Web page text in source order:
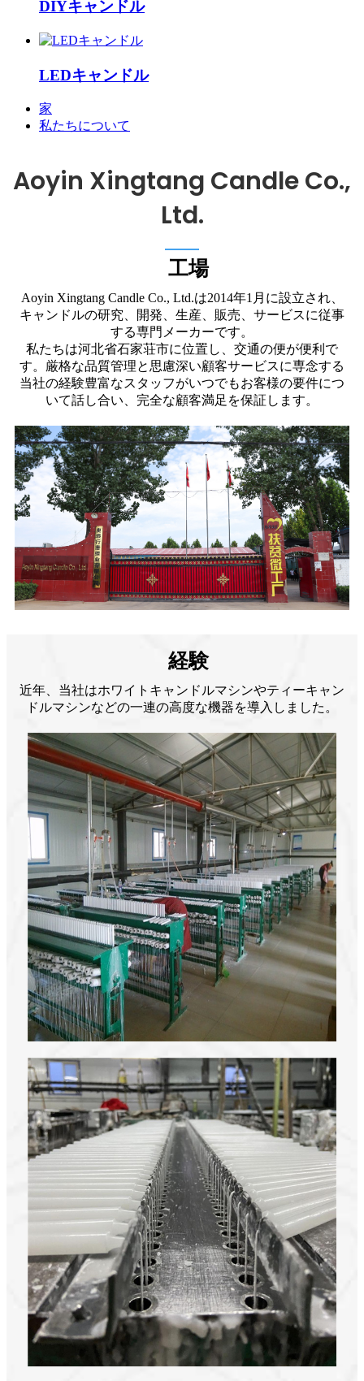
DIYキャンドル
LEDキャンドル
家
私たちについて
Aoyin Xingtang Candle Co.,
Ltd.
工場
Aoyin Xingtang Candle Co., Ltd.は2014年1月に設立され、
キャンドルの研究、開発、生産、販売、サービスに従事
する専門メーカーです。
私たちは河北省石家荘市に位置し、交通の便が便利で
す。厳格な品質管理と思慮深い顧客サービスに専念する
当社の経験豊富なスタッフがいつでもお客様の要件につ
いて話し合い、完全な顧客満足を保証します。
経験
近年、当社はホワイトキャンドルマシンやティーキャン
ドルマシンなどの一連の高度な機器を導入しました。